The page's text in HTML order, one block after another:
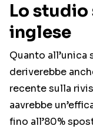
Lo
inglese
Quanto all’unica
deriverebbe
recente sulla
aavrebbe
fino all’80%